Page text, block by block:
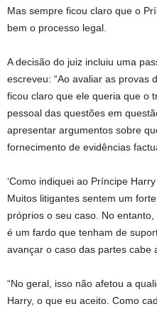
Mas sempre ficou claro que o
bem o processo legal.
A decisão do juiz incluiu uma
escreveu: “Ao avaliar as provas
ficou claro que ele queria que o
pessoal das questões em
apresentar argumentos sobre
fornecimento de evidências
‘Como indiquei ao Príncipe
Muitos litigantes sentem um
próprios o seu caso. No
é um fardo que tenham de
avançar o caso das partes cabe
“No geral, isso não afetou a
Harry, o que eu aceito. Como